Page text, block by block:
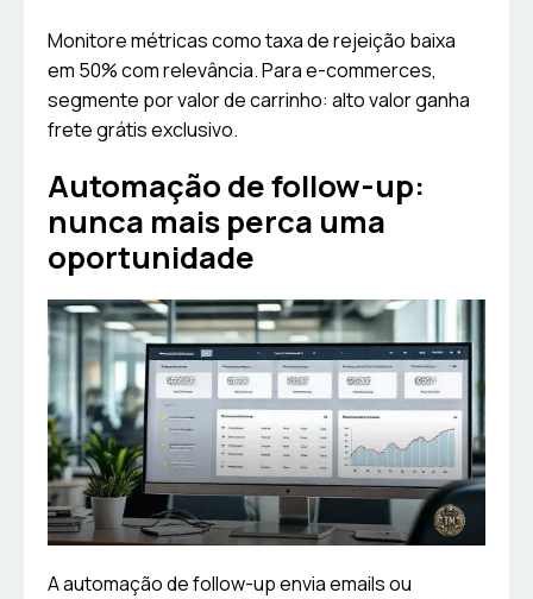
Monitore métricas como taxa de rejeição baixa
em 50% com relevância. Para e-commerces,
segmente por valor de carrinho: alto valor ganha
frete grátis exclusivo.
Automação de follow-up:
nunca mais perca uma
oportunidade
A automação de follow-up envia emails ou